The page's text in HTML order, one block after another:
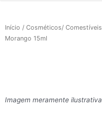
o
k
r
a
m
p
Início / Cosméticos/ Comestíveis
Morango 15ml
Imagem meramente ilustrativa